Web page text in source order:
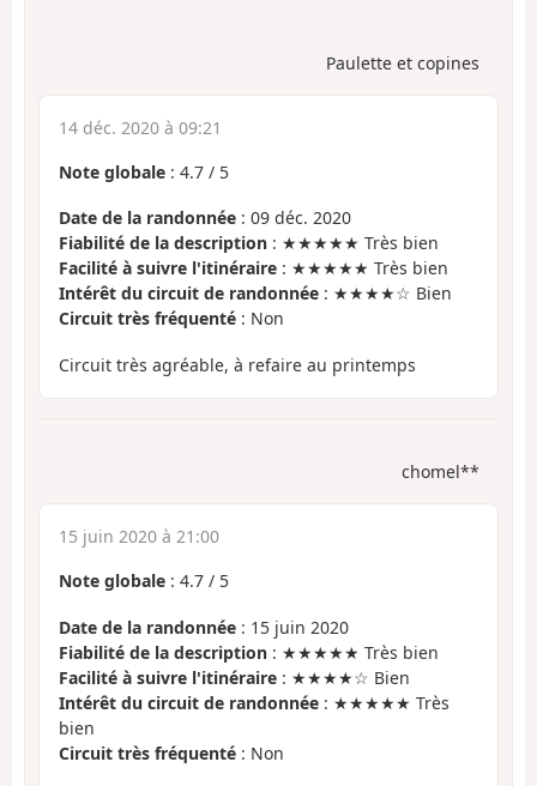
Paulette et copines
14 déc. 2020 à 09:21
Note globale : 4.7 / 5
Date de la randonnée : 09 déc. 2020
Fiabilité de la description : ★★★★★ Très bien
Facilité à suivre l'itinéraire : ★★★★★ Très bien
Intérêt du circuit de randonnée : ★★★★☆ Bien
Circuit très fréquenté : Non
Circuit très agréable, à refaire au printemps
chomel**
15 juin 2020 à 21:00
Note globale : 4.7 / 5
Date de la randonnée : 15 juin 2020
Fiabilité de la description : ★★★★★ Très bien
Facilité à suivre l'itinéraire : ★★★★☆ Bien
Intérêt du circuit de randonnée : ★★★★★ Très
bien
Circuit très fréquenté : Non